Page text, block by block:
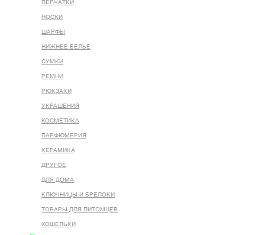
ПЕРЧАТКИ
НОСКИ
ШАРФЫ
НИЖНЕЕ БЕЛЬЕ
СУМКИ
РЕМНИ
РЮКЗАКИ
УКРАШЕНИЯ
КОСМЕТИКА
ПАРФЮМЕРИЯ
КЕРАМИКА
ДРУГОЕ
ДЛЯ ДОМА
КЛЮЧНИЦЫ И БРЕЛОКИ
ТОВАРЫ ДЛЯ ПИТОМЦЕВ
КОШЕЛЬКИ